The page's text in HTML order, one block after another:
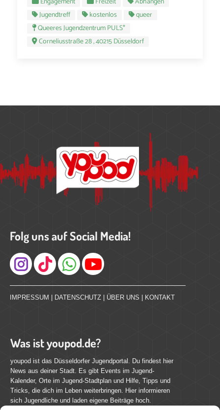
Jugendtreff
kostenlos
queer
Queeres Jugendzentrum PULS*
Corneliusstraße 28 , 40215 Düsseldorf
Folg uns auf Social Media!
Instagram
IMPRESSUM DATENSCHUTZ ÜBER UNS KONTAKT
Was ist youpod.de?
youpod ist das Düsseldorfer Jugendportal. Du findest hier
News aus deiner Stadt. Es gibt Events im Jugend-
Kalender, Orte im Jugend-Stadtplan und Hilfe, Tipps und
Tricks, die dich im Leben weiterbringen. Hier informieren
sich Jugendliche und laden eigene Beiträge hoch.